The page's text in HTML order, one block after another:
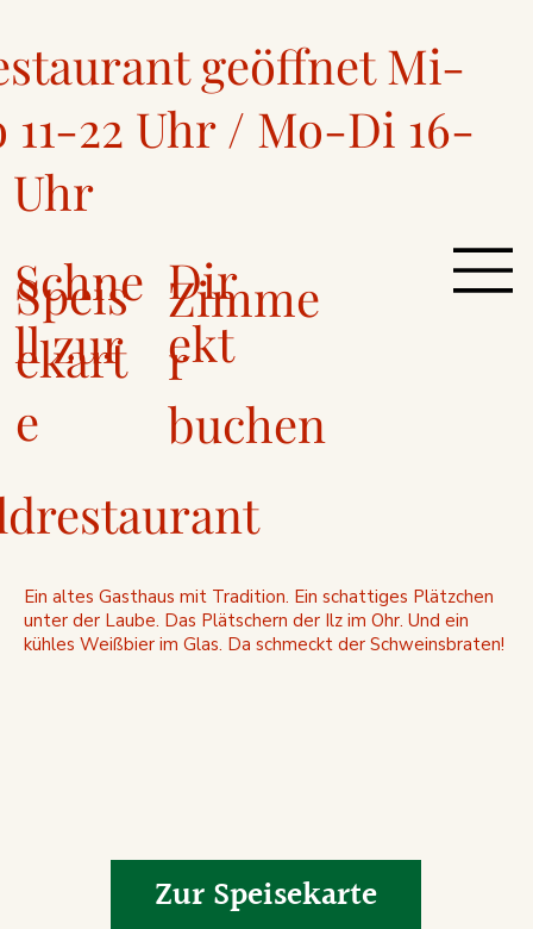
geöffnet Mi-
11-22 Uhr / Mo-Di 16-
Uhr
Schne
ll zur
Speis
ekart
e
Dir
ekt
Zimme
r
buchen
Ein altes Gasthaus mit Tradition. Ein schattiges Plätzchen
unter der Laube. Das Plätschern der Ilz im Ohr. Und ein
kühles Weißbier im Glas. Da schmeckt der Schweinsbraten!
Zur Speisekarte